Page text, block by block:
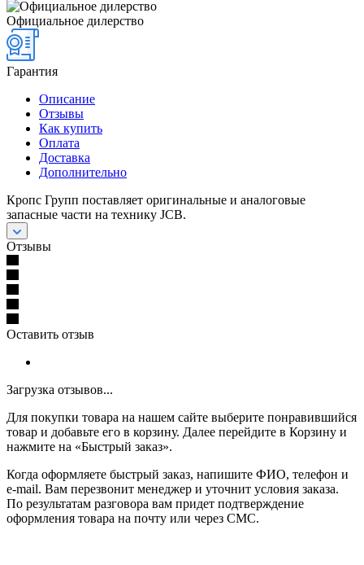
Официальное дилерство
Гарантия
Описание
Отзывы
Как купить
Оплата
Доставка
Дополнительно
Кропс Групп поставляет оригинальные и аналоговые
запасные части на технику JCB.
Отзывы
Оставить отзыв
Загрузка отзывов...
Для покупки товара на нашем сайте выберите понравившийся
товар и добавьте его в корзину. Далее перейдите в Корзину и
нажмите на «Быстрый заказ».
Когда оформляете быстрый заказ, напишите ФИО, телефон и
e-mail. Вам перезвонит менеджер и уточнит условия заказа.
По результатам разговора вам придет подтверждение
оформления товара на почту или через СМС.